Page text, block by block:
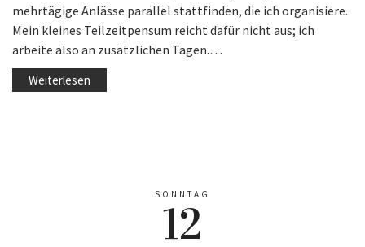
mehrtägige Anlässe parallel stattfinden, die ich organisiere.
Mein kleines Teilzeitpensum reicht dafür nicht aus; ich
arbeite also an zusätzlichen Tagen.…
Weiterlesen
SONNTAG
12